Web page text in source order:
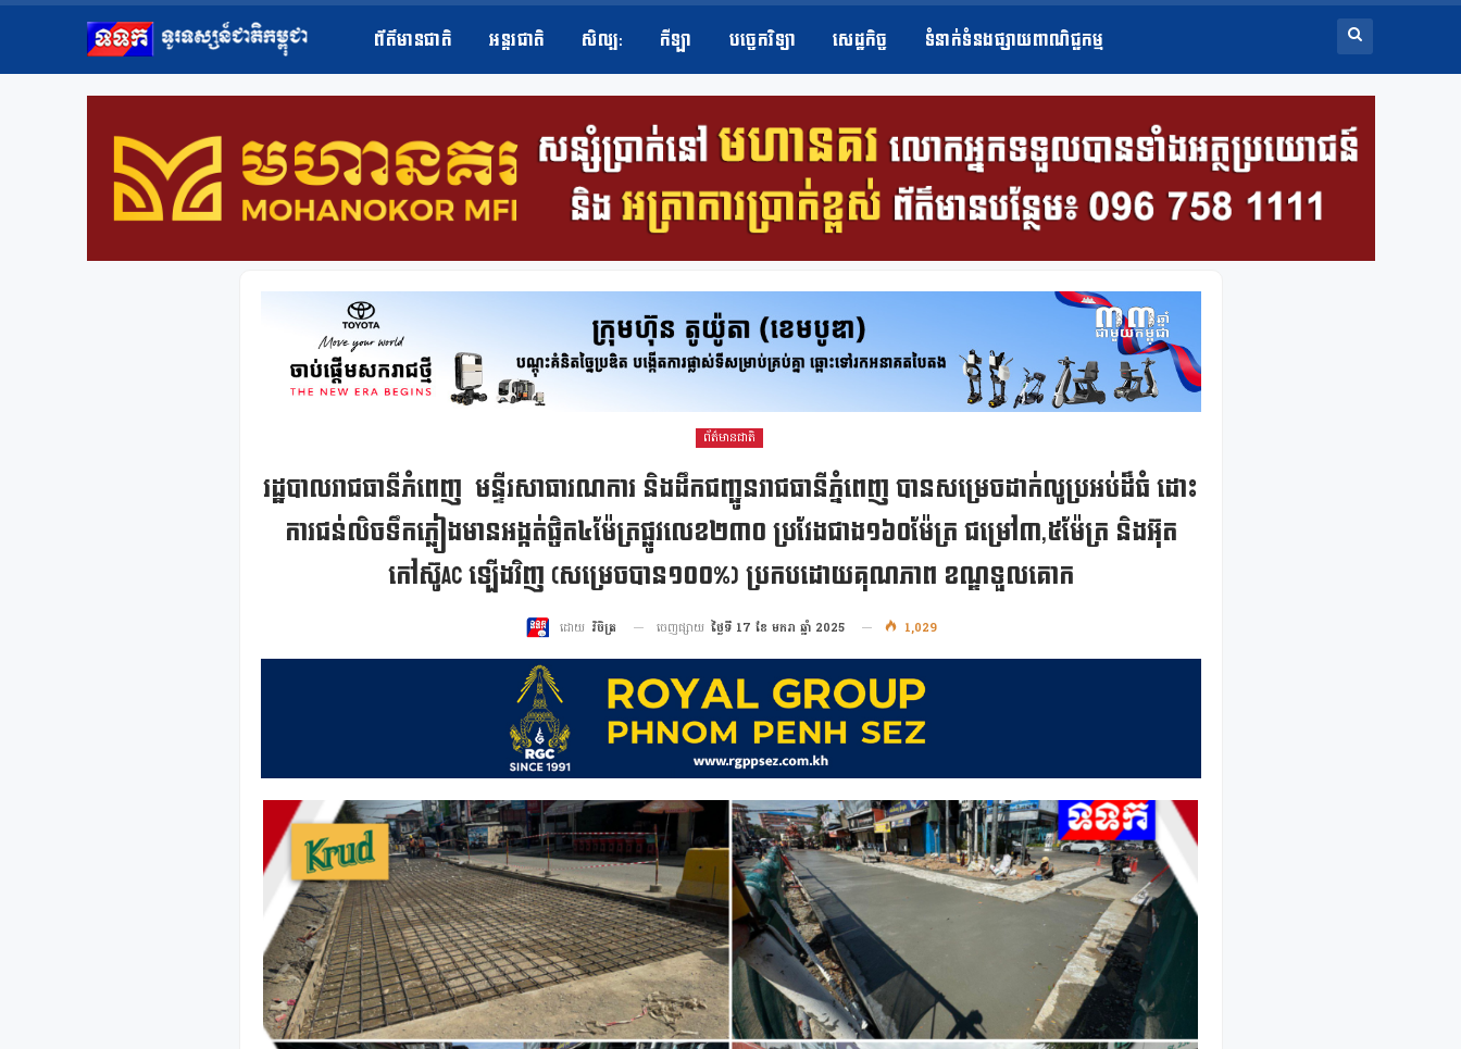
ព័ត៌មានជាតិ អន្តរជាតិ សិល្ប​: កីឡា បច្ចេកវិទ្យា សេដ្ឋកិច្ច ទំនាក់ទំនងផ្សាយពាណិជ្ជកម្ម
ព័ត៌មានជាតិ
រដ្ឋបាលរាជធានីភំពេញ មន្ទីរសាធារណការ និងដឹកជញ្ជូនរាជធានីភ្នំពេញ បានសម្រេចដាក់លូប្រអប់ដ៏ធំ ដោះ
ការជន់លិចទឹកភ្លៀងមានអង្កត់ផ្ចិត៤ម៉ែត្រផ្លូវលេខ២៣០ ប្រវែងជាង១៦០ម៉ែត្រ ជម្រៅ៣,៥ម៉ែត្រ និងអ៊ុត
កៅស៊ូAC ឡើងវិញ (សម្រេចបាន១០០%) ប្រកបដោយគុណភាព ខណ្ឌទួលគោក
ដោយ វិចិត្រ ចេញផ្សាយ ថ្ងៃទី 17 ខែ មករា ឆ្នាំ 2025 1,029